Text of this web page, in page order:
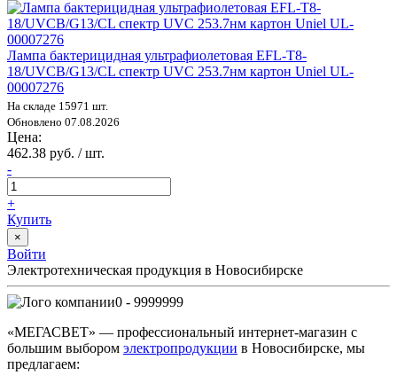
Лампа бактерицидная ультрафиолетовая EFL-T8-
18/UVCB/G13/CL спектр UVC 253.7нм картон Uniel UL-
00007276
На складе 15971 шт.
Обновлено 07.08.2026
Цена:
462.38 руб. / шт.
-
+
Купить
×
Войти
Электротехническая продукция в Новосибирске
0 - 9999999
«МЕГАСВЕТ» — профессиональный интернет-магазин с
большим выбором электропродукции в Новосибирске, мы
предлагаем: